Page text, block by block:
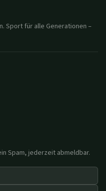
Sport für alle Generationen –
Spam, jederzeit abmeldbar.